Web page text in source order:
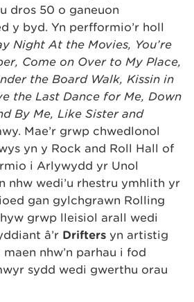
dros 50 o ganeuon
y byd. Yn perfformio’r holl
Night At the Movies, You’re
Come on Over to My Place,
the Board Walk, Kissin in
the Last Dance for Me, Down
By Me, Like Sister and
Mae’r grŵp chwedlonol
yn y Rock and Roll Hall of
i Arlywydd yr Unol
nhw wedi’u rhestru ymhlith yr
gan gylchgrawn Rolling
grŵp lleisiol arall wedi
â’r Drifters yn artistig
maen nhw’n parhau i fod
sydd wedi gwerthu orau